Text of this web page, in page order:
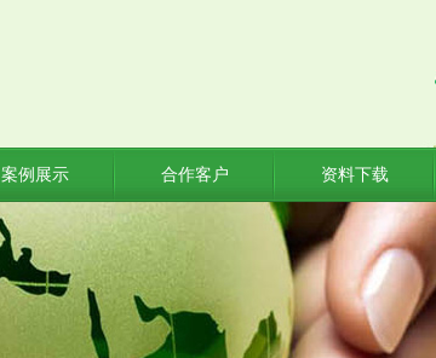
案例展示 合作客户 资料下载